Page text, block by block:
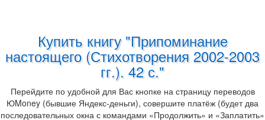
Купить книгу "Припоминание
настоящего (Стихотворения 2002-2003
гг.). 42 с."
Перейдите по удобной для Вас кнопке на страницу переводов
ЮMoney (бывшие Яндекс-деньги), совершите платёж (будет два
последовательных окна с командами «Продолжить» и «Заплатить»